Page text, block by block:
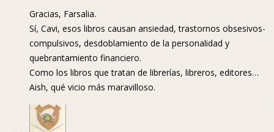
Gracias, Farsalia.
Sí, Cavi, esos libros causan ansiedad, trastornos obsesivos-
compulsivos, desdoblamiento de la personalidad y
quebrantamiento financiero.
Como los libros que tratan de librerías, libreros, editores…
Aish, qué vicio más maravilloso.